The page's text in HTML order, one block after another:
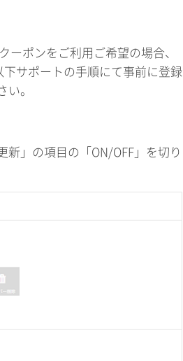
ポンをご利用ご希望の場合、
サポートの手順にて事前に登録
。
」の項目の「ON/OFF」を切り